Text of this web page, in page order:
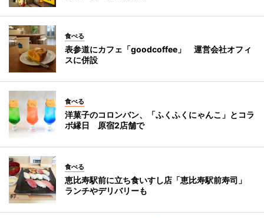
食べる
表参道にカフェ「goodcoffee」 運営会社オフィ
スに併設
食べる
洋菓子のコロンバン、「ふくふくにゃんこ」とコラ
ボ縁日 原宿2店舗で
食べる
恵比寿駅前に立ち食いすし店「恵比寿駅前寿司」
ランチやデリバリーも